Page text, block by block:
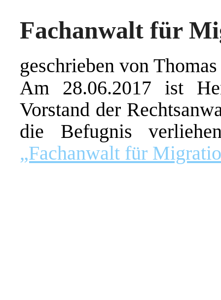
Fachanwalt für
geschrieben von
Am 28.06.2017 ist
Vorstand der
die Befugnis
„Fachanwalt für